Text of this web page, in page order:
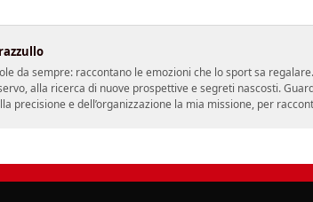
da sempre: raccontano le emozioni che lo sport sa
alla ricerca di nuove prospettive e segreti nascosti.
precisione e dell’organizzazione la mia missione, per